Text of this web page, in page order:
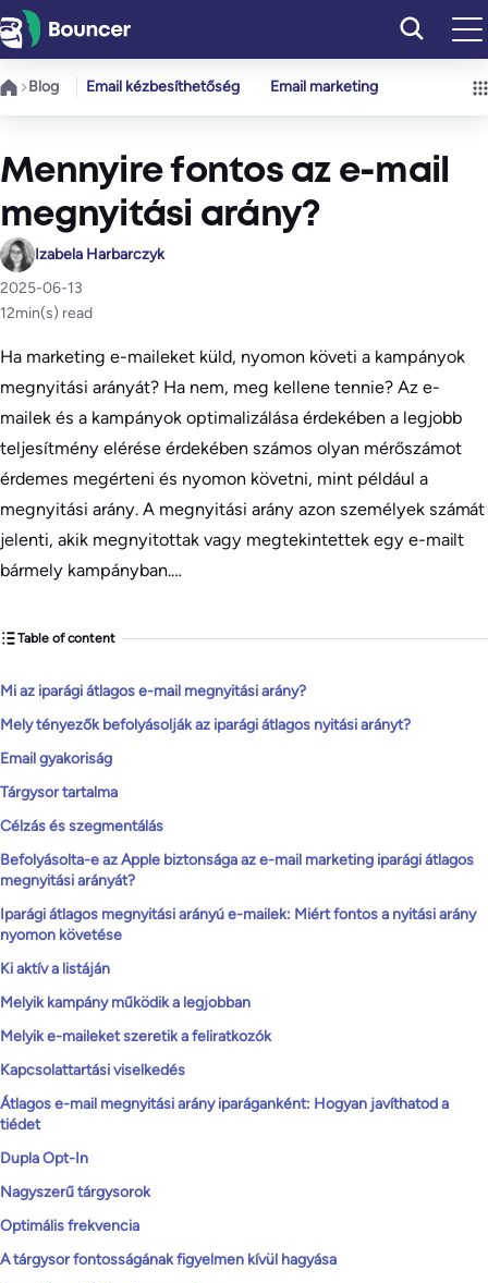
Ugrás
a
tartalomhoz
Blog Email kézbesíthetőség Email marketing
Mennyire fontos az e-mail
megnyitási arány?
Izabela Harbarczyk
2025-06-13
12min(s) read
Ha marketing e-maileket küld, nyomon követi a kampányok
megnyitási arányát? Ha nem, meg kellene tennie? Az e-
mailek és a kampányok optimalizálása érdekében a legjobb
teljesítmény elérése érdekében számos olyan mérőszámot
érdemes megérteni és nyomon követni, mint például a
megnyitási arány. A megnyitási arány azon személyek számát
jelenti, akik megnyitottak vagy megtekintettek egy e-mailt
bármely kampányban.…
Table of content
Mi az iparági átlagos e-mail megnyitási arány?
Mely tényezők befolyásolják az iparági átlagos nyitási arányt?
Email gyakoriság
Tárgysor tartalma
Célzás és szegmentálás
Befolyásolta-e az Apple biztonsága az e-mail marketing iparági átlagos
megnyitási arányát?
Iparági átlagos megnyitási arányú e-mailek: Miért fontos a nyitási arány
nyomon követése
Ki aktív a listáján
Melyik kampány működik a legjobban
Melyik e-maileket szeretik a feliratkozók
Kapcsolattartási viselkedés
Átlagos e-mail megnyitási arány iparáganként: Hogyan javíthatod a
tiédet
Dupla Opt-In
Nagyszerű tárgysorok
Optimális frekvencia
A tárgysor fontosságának figyelmen kívül hagyása